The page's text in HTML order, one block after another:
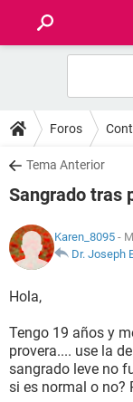
FOROS
SALUD
FAMILIA
NUTRICIÓN
BIENESTAR
SEXUALIDAD
GLOSARIO
Foros
Tema Anterior
Sangrado tras
Karen_8095 -
Dr. Joseph
Hola,
Tengo 19 años y
provera.... use la
sangrado leve no
si es normal o no?